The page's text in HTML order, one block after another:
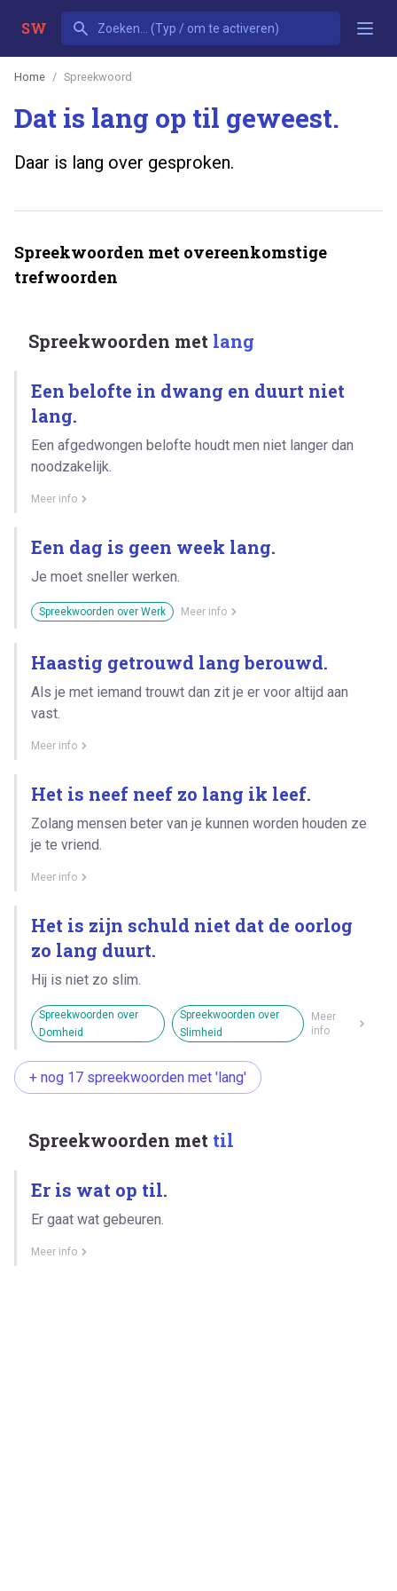
SW
Home Spreekwoord
Dat is lang op til geweest.
Daar is lang over gesproken.
Spreekwoorden met overeenkomstige
trefwoorden
Spreekwoorden met lang
Een belofte in dwang en duurt niet
lang.
Een afgedwongen belofte houdt men niet langer dan
noodzakelijk.
Meer info
Een dag is geen week lang.
Je moet sneller werken.
Spreekwoorden over Werk Meer info
Haastig getrouwd lang berouwd.
Als je met iemand trouwt dan zit je er voor altijd aan
vast.
Meer info
Het is neef neef zo lang ik leef.
Zolang mensen beter van je kunnen worden houden ze
je te vriend.
Meer info
Het is zijn schuld niet dat de oorlog
zo lang duurt.
Hij is niet zo slim.
Spreekwoorden over
Domheid
Spreekwoorden over
Slimheid
Meer
info
+ nog 17 spreekwoorden met 'lang'
Spreekwoorden met til
Er is wat op til.
Er gaat wat gebeuren.
Meer info